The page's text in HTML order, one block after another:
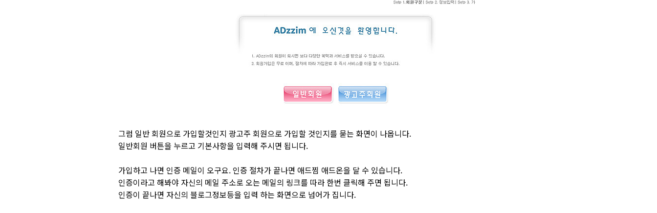
그럼 일반 회원으로 가입할것인지 광고주 회원으로 가입할 것인지를 묻는 화면이 나옵니다.
일반회원 버튼을 누르고 기본사항을 입력해 주시면 됩니다.
가입하고 나면 인증 메일이 오구요. 인증 절차가 끝나면 애드찜 애드온을 달 수 있습니다.
인증이라고 해봐야 자신의 메일 주소로 오는 메일의 링크를 따라 한번 클릭해 주면 됩니다.
인증이 끝나면 자신의 블로그정보등을 입력 하는 화면으로 넘어가 집니다.